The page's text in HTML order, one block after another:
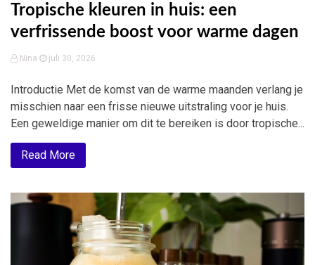
Tropische kleuren in huis: een
verfrissende boost voor warme dagen
Nina juli 30, 2026
Introductie Met de komst van de warme maanden verlang je
misschien naar een frisse nieuwe uitstraling voor je huis.
Een geweldige manier om dit te bereiken is door tropische...
Read More